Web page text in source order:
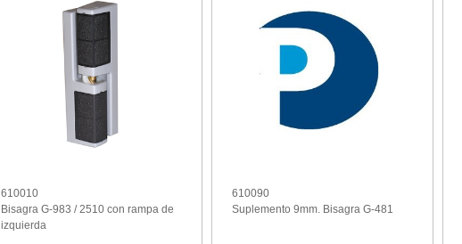
610010
Bisagra G-983 / 2510 con rampa de
izquierda
610090
Suplemento 9mm. Bisagra G-481